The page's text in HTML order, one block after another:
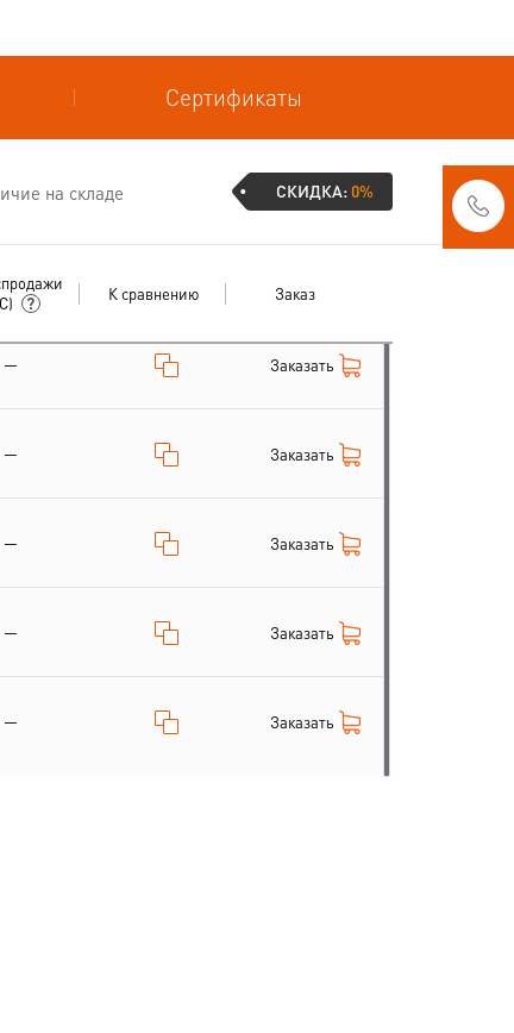
Сертификаты
на складе СКИДКА:0%
К сравнению Заказ
— Заказать
— Заказать
— Заказать
— Заказать
— Заказать